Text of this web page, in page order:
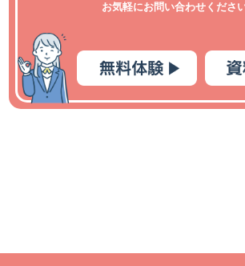
お気軽にお問い合わせください